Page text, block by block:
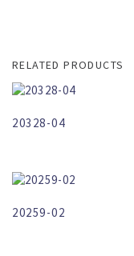
RELATED PRODUCTS
20328-04
20259-02